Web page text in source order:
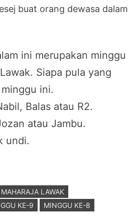
buat orang dewasa dalam
ini merupakan minggu
Siapa pula yang
ini.
Balas atau R2.
atau Jambu.
undi.
MAHARAJA LAWAK
KE-9
MINGGU KE-8